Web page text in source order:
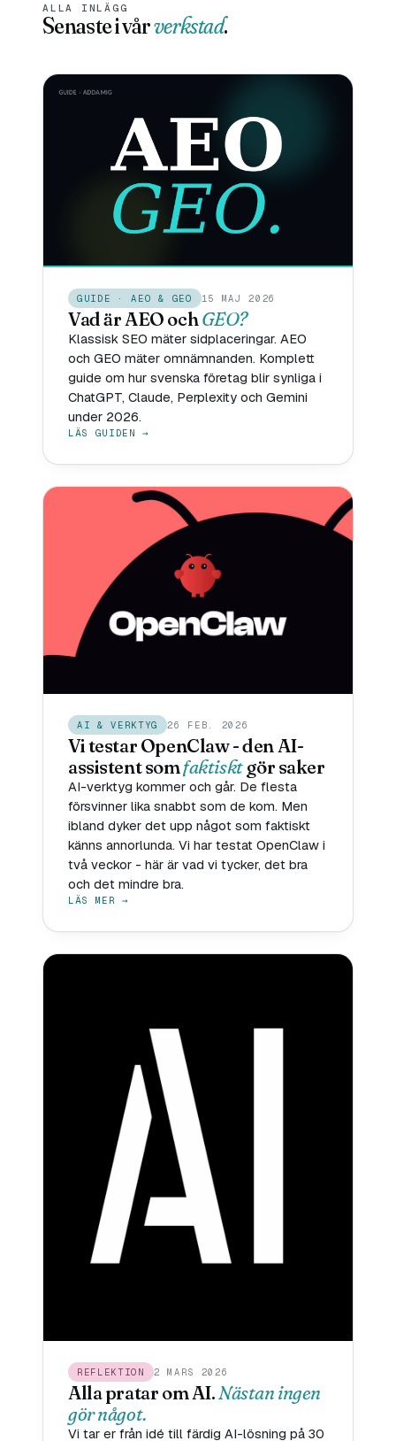
ALLA INLÄGG
Senaste i vårverkstad.
GUIDE · AEO & GEO 15 MAJ 2026
Vad är AEO ochGEO?
Klassisk SEO mäter sidplaceringar. AEO
och GEO mäter omnämnanden. Komplett
guide om hur svenska företag blir synliga i
ChatGPT, Claude, Perplexity och Gemini
under 2026.
LÄS GUIDEN →
AI & VERKTYG 26 FEB. 2026
Vi testar OpenClaw - den AI-
assistent somfaktisktgör saker
AI-verktyg kommer och går. De flesta
försvinner lika snabbt som de kom. Men
ibland dyker det upp något som faktiskt
känns annorlunda. Vi har testat OpenClaw i
två veckor - här är vad vi tycker, det bra
och det mindre bra.
LÄS MER →
REFLEKTION 2 MARS 2026
Alla pratar om AI.Nästan ingen
gör något.
Vi tar er från idé till färdig AI-lösning på 30